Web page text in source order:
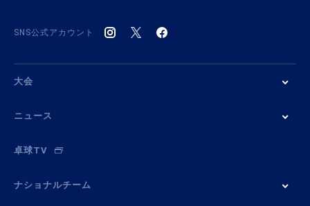
SNS公式アカウント
大会
ニュース
卓球TV
ナショナルチーム